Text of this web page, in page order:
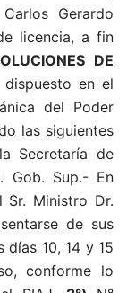
Gerardo
licencia, a fin
DE
en el
del Poder
las siguientes
Secretaría de
Gob. Sup.- En
Ministro Dr.
de sus
10, 14 y 15
conforme lo